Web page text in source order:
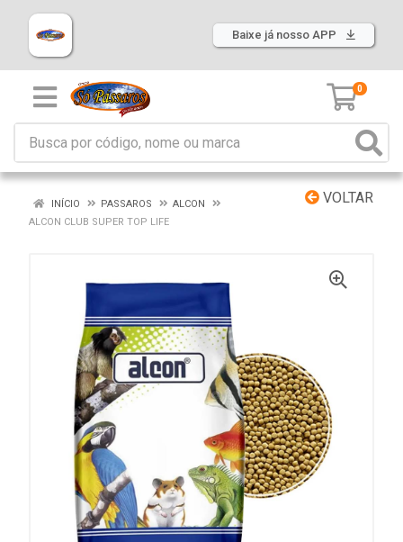
Baixe já nosso APP
0
VOLTAR
INÍCIO PASSAROS
ALCON
ALCON CLUB SUPER TOP LIFE